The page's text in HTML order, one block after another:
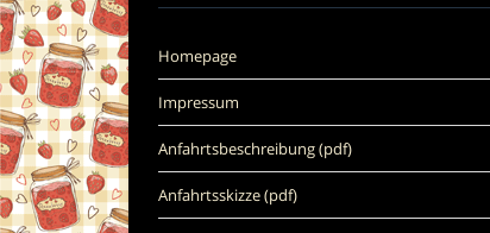
Homepage
Impressum
Anfahrtsbeschreibung (pdf)
Anfahrtsskizze (pdf)